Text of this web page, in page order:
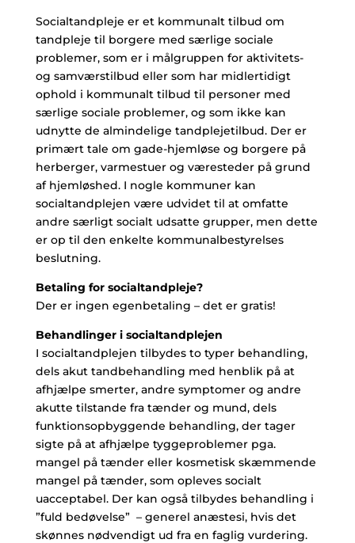
Socialtandpleje er et kommunalt tilbud om
tandpleje til borgere med særlige sociale
problemer, som er i målgruppen for aktivitets-
og samværstilbud eller som har midlertidigt
ophold i kommunalt tilbud til personer med
særlige sociale problemer, og som ikke kan
udnytte de almindelige tandplejetilbud. Der er
primært tale om gade-hjemløse og borgere på
herberger, varmestuer og væresteder på grund
af hjemløshed. I nogle kommuner kan
socialtandplejen være udvidet til at omfatte
andre særligt socialt udsatte grupper, men dette
er op til den enkelte kommunalbestyrelses
beslutning.
Betaling for socialtandpleje?
Der er ingen egenbetaling – det er gratis!
Behandlinger i socialtandplejen
I socialtandplejen tilbydes to typer behandling,
dels akut tandbehandling med henblik på at
afhjælpe smerter, andre symptomer og andre
akutte tilstande fra tænder og mund, dels
funktionsopbyggende behandling, der tager
sigte på at afhjælpe tyggeproblemer pga.
mangel på tænder eller kosmetisk skæmmende
mangel på tænder, som opleves socialt
uacceptabel. Der kan også tilbydes behandling i
”fuld bedøvelse” – generel anæstesi, hvis det
skønnes nødvendigt ud fra en faglig vurdering.